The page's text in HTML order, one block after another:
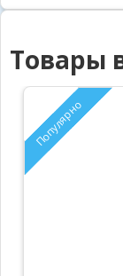
Товары
Популярно